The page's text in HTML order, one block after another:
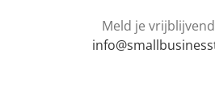
Meld je